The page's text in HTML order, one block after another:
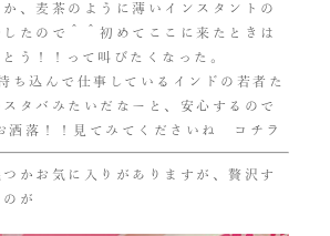
、麦茶のように薄いインスタントの
たので＾＾初めてここに来たときは
う！！って叫びたくなった。
ち込んで仕事しているインドの若者た
タバみたいだなーと、安心するので
洒落！！見てみてくださいね
コチラ
かお気に入りがありますが、贅沢す
が